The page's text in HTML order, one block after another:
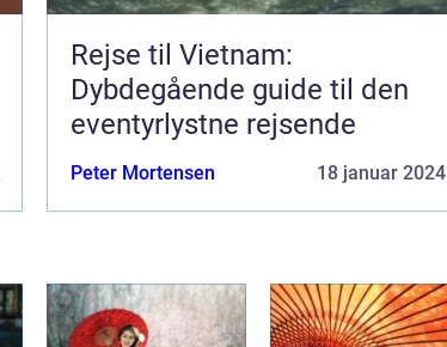
Rejse til Vietnam:
Dybdegående guide til den
eventyrlystne rejsende
Peter Mortensen 18 januar 2024